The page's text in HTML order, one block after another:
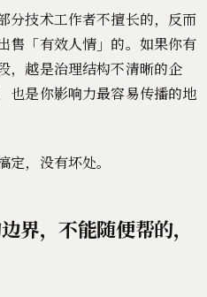
分技术工作者不擅长的，反而
售「有效人情」的。如果你有
，越是治理结构不清晰的企
也是你影响力最容易传播的地
，没有坏处。
界，不能随便帮的，